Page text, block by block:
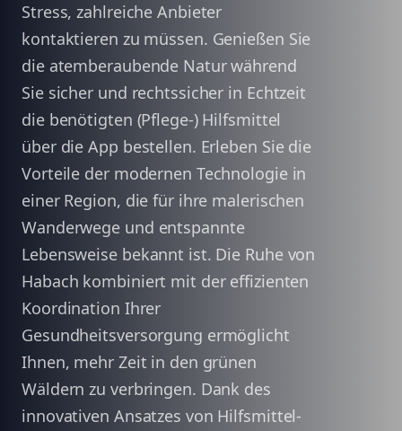
Stress, zahlreiche Anbieter
kontaktieren zu müssen. Genießen Sie
die atemberaubende Natur während
Sie sicher und rechtssicher in Echtzeit
die benötigten (Pflege-) Hilfsmittel
über die App bestellen. Erleben Sie die
Vorteile der modernen Technologie in
einer Region, die für ihre malerischen
Wanderwege und entspannte
Lebensweise bekannt ist. Die Ruhe von
Habach kombiniert mit der effizienten
Koordination Ihrer
Gesundheitsversorgung ermöglicht
Ihnen, mehr Zeit in den grünen
Wäldern zu verbringen. Dank des
innovativen Ansatzes von Hilfsmittel-